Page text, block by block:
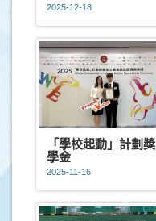
2025-12-18
「學校起動」計劃獎
學金
2025-11-16